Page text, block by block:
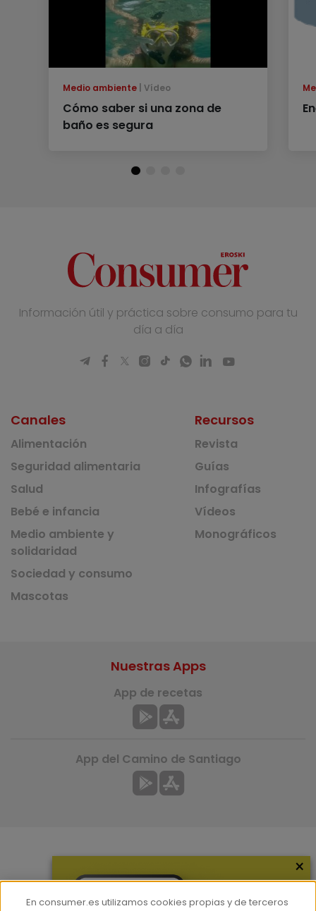
Medio ambiente Vídeo
Cómo saber si una zona de
baño es segura
Información útil y práctica sobre consumo para tu
día a día
Canales
Alimentación
Seguridad alimentaria
Salud
Bebé e infancia
Medio ambiente y
solidaridad
Sociedad y consumo
Mascotas
Recursos
Revista
Guías
Infografías
Vídeos
Monográficos
Nuestras Apps
App de recetas
App del Camino de Santiago
×
En consumer.es utilizamos cookies propias y de terceros